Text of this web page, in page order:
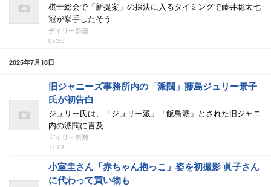
棋士総会で「新提案」の採決に入るタイミングで藤井聡太七
冠が挙手したそう
デイリー新潮
05:50
2025年7月18日
旧ジャニーズ事務所内の「派閥」藤島ジュリー景子
氏が初告白
ジュリー氏は、「ジュリー派」「飯島派」とされた旧ジャニ
内の派閥に言及
デイリー新潮
11:08
小室圭さん「赤ちゃん抱っこ」姿を初撮影 眞子さん
に代わって買い物も